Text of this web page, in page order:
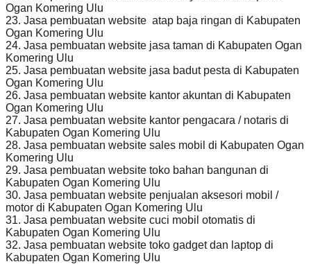
Ogan Komering Ulu
23. Jasa pembuatan website atap baja ringan di Kabupaten
Ogan Komering Ulu
24. Jasa pembuatan website jasa taman di Kabupaten Ogan
Komering Ulu
25. Jasa pembuatan website jasa badut pesta di Kabupaten
Ogan Komering Ulu
26. Jasa pembuatan website kantor akuntan di Kabupaten
Ogan Komering Ulu
27. Jasa pembuatan website kantor pengacara / notaris di
Kabupaten Ogan Komering Ulu
28. Jasa pembuatan website sales mobil di Kabupaten Ogan
Komering Ulu
29. Jasa pembuatan website toko bahan bangunan di
Kabupaten Ogan Komering Ulu
30. Jasa pembuatan website penjualan aksesori mobil /
motor di Kabupaten Ogan Komering Ulu
31. Jasa pembuatan website cuci mobil otomatis di
Kabupaten Ogan Komering Ulu
32. Jasa pembuatan website toko gadget dan laptop di
Kabupaten Ogan Komering Ulu